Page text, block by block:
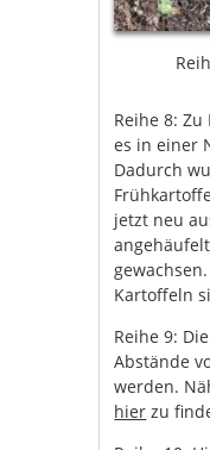
Reihe 8:
es in einer
Dadurch
jetzt neu
Kartoffeln
Reihe 9:
Abstände
werden.
hier zu